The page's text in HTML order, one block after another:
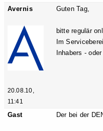
Avernis
20.08.10,
11:41
Guten Tag,
bitte regulär
Im
Inhabers -
Gast Der bei der